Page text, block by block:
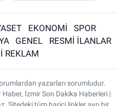
EKONOMİ
SPOR
GENEL
RESMİ İLANLAR
REKLAM
yazarları sorumludur.
İzmir Son Dakika Haberleri |